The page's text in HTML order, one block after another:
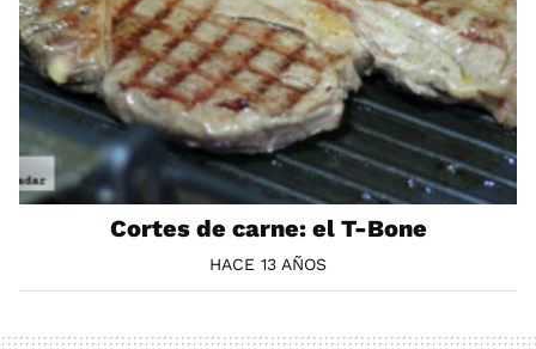
Cortes de carne: el T-Bone
HACE 13 AÑOS